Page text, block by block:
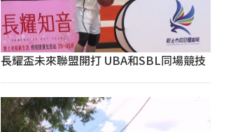
長耀盃未來聯盟開打 UBA和SBL同場競技